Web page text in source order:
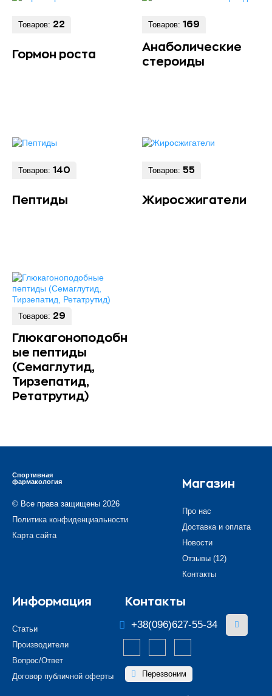
Товаров: 22
Гормон роста
Товаров: 169
Анаболические
стероиды
Товаров: 140
Пептиды
Товаров: 55
Жиросжигатели
Товаров: 29
Глюкагоноподобн
ые пептиды
(Семаглутид,
Тирзепатид,
Ретатрутид)
Спортивная
фармакология
© Все права защищены 2026
Политика конфиденциальности
Карта сайта
Магазин
Про нас
Доставка и оплата
Новости
Отзывы (12)
Контакты
Информация
Статьи
Производители
Вопрос/Ответ
Договор публичной оферты
Контакты
+38(096)627-55-34
Перезвоним